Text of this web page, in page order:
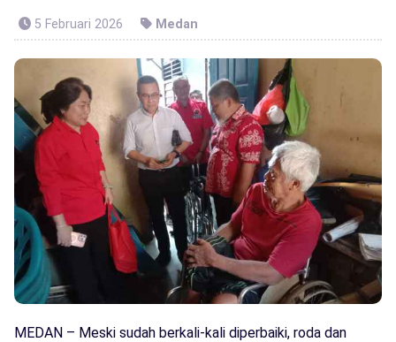
5 Februari 2026 Medan
MEDAN – Meski sudah berkali-kali diperbaiki, roda dan